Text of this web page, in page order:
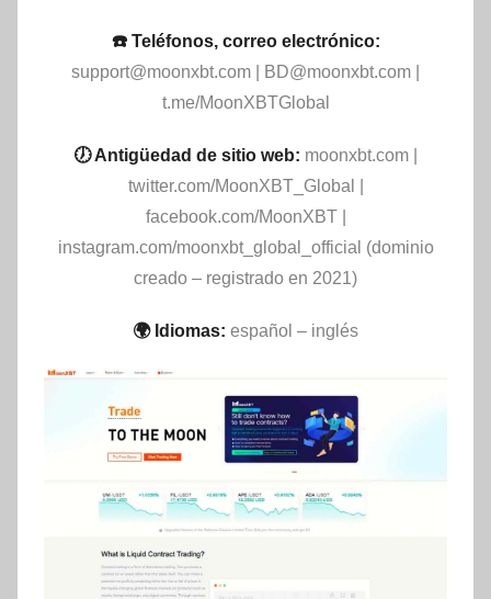
☎️ Teléfonos, correo electrónico:
support@moonxbt.com
BD@moonxbt.com
t.me/MoonXBTGlobal
🕖 Antigüedad de sitio web: moonxbt.com |
twitter.com/MoonXBT_Global |
facebook.com/MoonXBT |
instagram.com/moonxbt_global_official (dominio
creado – registrado en 2021)
🌍 Idiomas: español – inglés